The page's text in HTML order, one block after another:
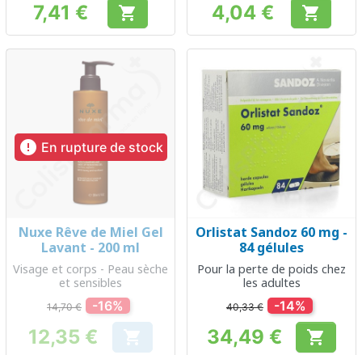
Prix
7,41 €  Prix
4,04 € 
 En rupture de stock
Nuxe Rêve de Miel Gel
Lavant - 200 ml
Visage et corps - Peau sèche
et sensibles
14,70 € -16%
Prix
12,35 € 
Orlistat Sandoz 60 mg -
84 gélules
Pour la perte de poids chez
les adultes
40,33 € -14%
Prix
34,49 € 